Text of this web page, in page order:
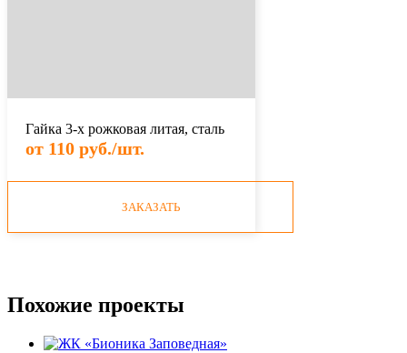
Гайка 3-х рожковая литая, сталь
от 110 руб./шт.
ЗАКАЗАТЬ
Похожие проекты